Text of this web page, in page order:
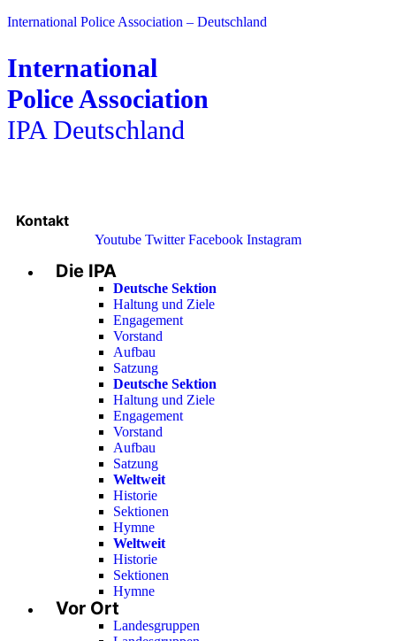
International Police Association – Deutschland
International
Police Association
IPA Deutschland
Kontakt
Youtube Twitter Facebook Instagram
Menu
Die IPA
Deutsche Sektion
Haltung und Ziele
Engagement
Vorstand
Aufbau
Satzung
Deutsche Sektion
Haltung und Ziele
Engagement
Vorstand
Aufbau
Satzung
Weltweit
Historie
Sektionen
Hymne
Weltweit
Historie
Sektionen
Hymne
Vor Ort
Landesgruppen